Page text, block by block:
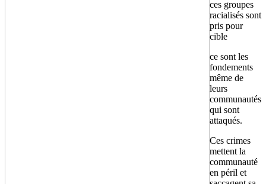
ces groupes
racialisés sont
pris pour
cible
ce sont les
fondements
même de
leurs
communautés
qui sont
attaqués.
Ces crimes
mettent la
communauté
en péril et